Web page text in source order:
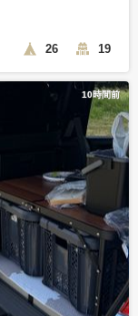
26 19
10時間前